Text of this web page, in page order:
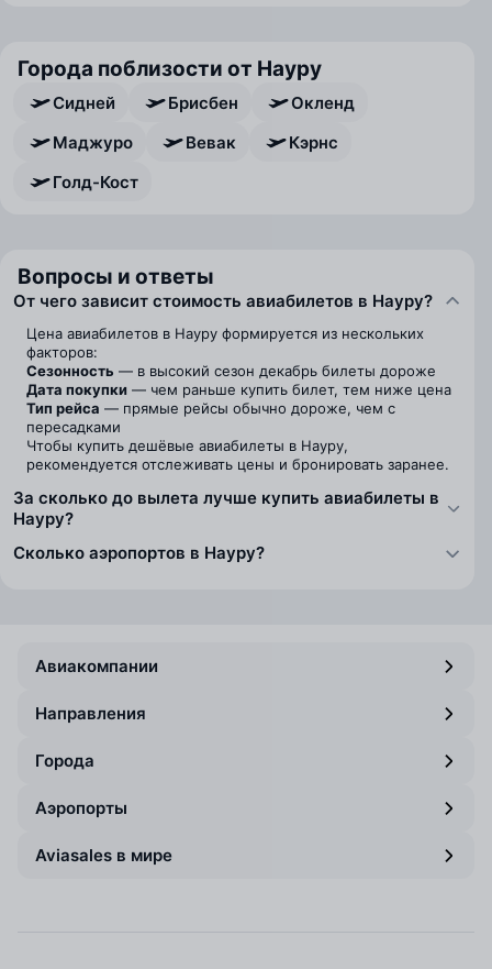
Города поблизости от Науру
Сидней Брисбен
Окленд
Маджуро
Вевак
Кэрнс
Голд-Кост
Вопросы и ответы
От чего зависит стоимость авиабилетов в Науру?
Цена авиабилетов в Науру формируется из нескольких
факторов:
Сезонность — в высокий сезон декабрь билеты дороже
Дата покупки — чем раньше купить билет, тем ниже цена
Тип рейса — прямые рейсы обычно дороже, чем с
пересадками
Чтобы купить дешёвые авиабилеты в Науру,
рекомендуется отслеживать цены и бронировать заранее.
За сколько до вылета лучше купить авиабилеты в
Науру?
Сколько аэропортов в Науру?
Авиакомпании
Направления
Города
Аэропорты
Aviasales в мире